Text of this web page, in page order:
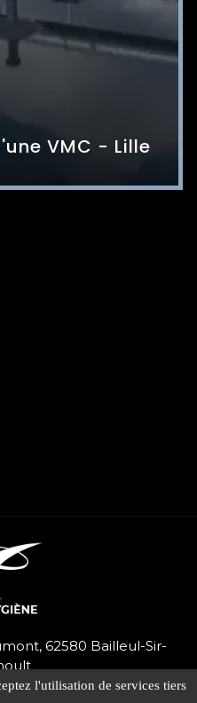
VMC - Lille
62580 Bailleul-Sir-
50 00
l'utilisation de services tiers